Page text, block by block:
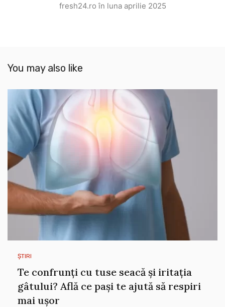
fresh24.ro în luna aprilie 2025
You may also like
ȘTIRI
Te confrunți cu tuse seacă și iritația
gâtului? Află ce pași te ajută să respiri
mai ușor